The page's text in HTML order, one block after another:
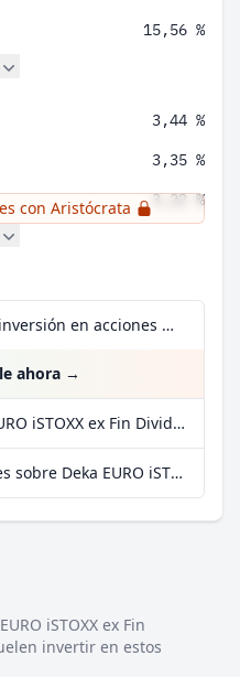
15,56 %
3,44 %
3,35 %
3,22 %
con Aristócrata
Más de 4.500 planes de inversión en acciones desde 1 €
ahora →
Más datos sobre Deka EURO iSTOXX ex Fin Dividend+ UCITS ETF en extraETF
Más datos fundamentales sobre Deka EURO iSTOXX ex Fin Dividend+ UCITS ETF en Parqet
iSTOXX ex Fin
invertir en estos